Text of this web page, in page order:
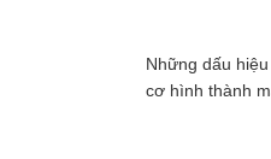
Những dấu
cơ hình thành